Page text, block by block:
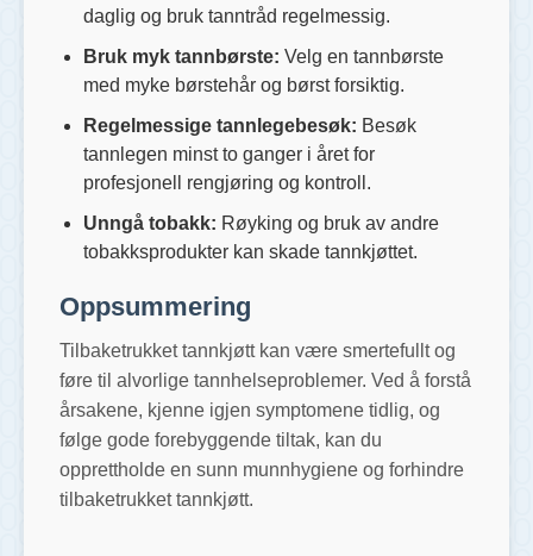
daglig og bruk tanntråd regelmessig.
Bruk myk tannbørste: Velg en tannbørste
med myke børstehår og børst forsiktig.
Regelmessige tannlegebesøk: Besøk
tannlegen minst to ganger i året for
profesjonell rengjøring og kontroll.
Unngå tobakk: Røyking og bruk av andre
tobakksprodukter kan skade tannkjøttet.
Oppsummering
Tilbaketrukket tannkjøtt kan være smertefullt og
føre til alvorlige tannhelseproblemer. Ved å forstå
årsakene, kjenne igjen symptomene tidlig, og
følge gode forebyggende tiltak, kan du
opprettholde en sunn munnhygiene og forhindre
tilbaketrukket tannkjøtt.